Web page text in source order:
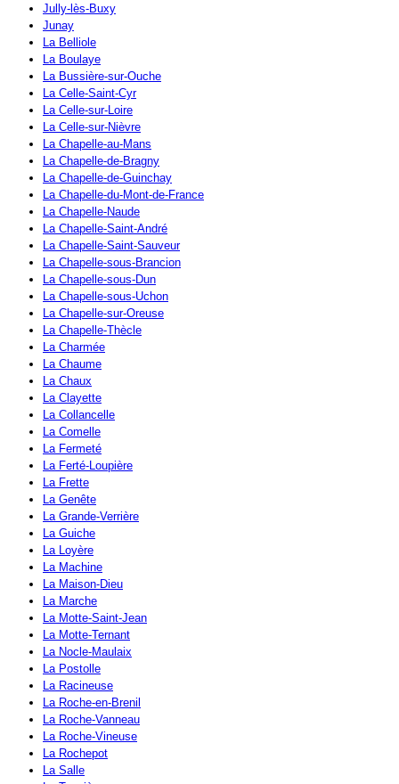
Jully-lès-Buxy
Junay
La Belliole
La Boulaye
La Bussière-sur-Ouche
La Celle-Saint-Cyr
La Celle-sur-Loire
La Celle-sur-Nièvre
La Chapelle-au-Mans
La Chapelle-de-Bragny
La Chapelle-de-Guinchay
La Chapelle-du-Mont-de-France
La Chapelle-Naude
La Chapelle-Saint-André
La Chapelle-Saint-Sauveur
La Chapelle-sous-Brancion
La Chapelle-sous-Dun
La Chapelle-sous-Uchon
La Chapelle-sur-Oreuse
La Chapelle-Thècle
La Charmée
La Chaume
La Chaux
La Clayette
La Collancelle
La Comelle
La Fermeté
La Ferté-Loupière
La Frette
La Genête
La Grande-Verrière
La Guiche
La Loyère
La Machine
La Maison-Dieu
La Marche
La Motte-Saint-Jean
La Motte-Ternant
La Nocle-Maulaix
La Postolle
La Racineuse
La Roche-en-Brenil
La Roche-Vanneau
La Roche-Vineuse
La Rochepot
La Salle